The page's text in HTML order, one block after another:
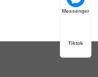
Messenger
Tiktok